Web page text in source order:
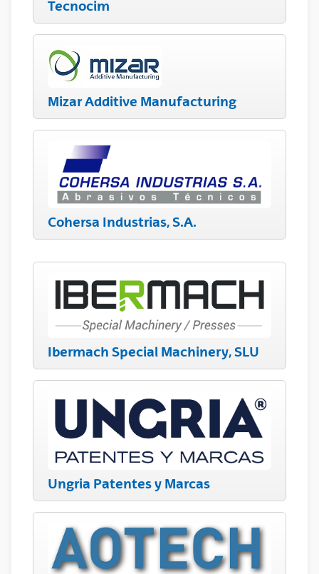
Tecnocim
Mizar Additive Manufacturing
Cohersa Industrias, S.A.
Ibermach Special Machinery, SLU
Ungria Patentes y Marcas